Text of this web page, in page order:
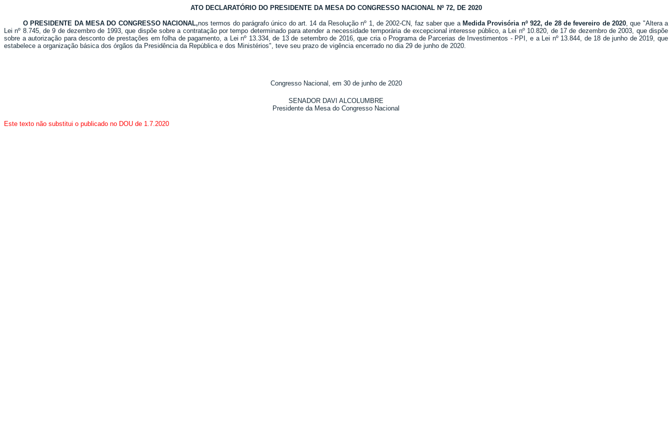
ATO DECLARATÓRIO DO PRESIDENTE DA MESA DO CONGRESSO NACIONAL Nº 72, DE 2020
O PRESIDENTE DA MESA DO CONGRESSO NACIONAL,nos termos do parágrafo único do art. 14 da Resolução nº 1, de 2002-CN, faz saber que aMedida Provisória nº 922, de 28 de fevereiro de 2020, que "Altera a
Lei nº 8.745, de 9 de dezembro de 1993, que dispõe sobre a contratação por tempo determinado para atender a necessidade temporária de excepcional interesse público, a Lei nº 10.820, de 17 de dezembro de 2003, que dispõe
sobre a autorização para desconto de prestações em folha de pagamento, a Lei nº 13.334, de 13 de setembro de 2016, que cria o Programa de Parcerias de Investimentos - PPI, e a Lei nº 13.844, de 18 de junho de 2019, que
estabelece a organização básica dos órgãos da Presidência da República e dos Ministérios", teve seu prazo de vigência encerrado no dia 29 de junho de 2020.
Congresso Nacional, em 30 de junho de 2020
SENADOR DAVI ALCOLUMBRE
Presidente da Mesa do Congresso Nacional
Este texto não substitui o publicado no DOU de 1.7.2020